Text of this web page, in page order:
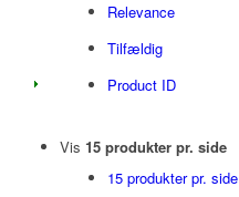
Relevance
Tilfældig
Product ID
Vis 15 produkter pr. side
15 produkter pr. side